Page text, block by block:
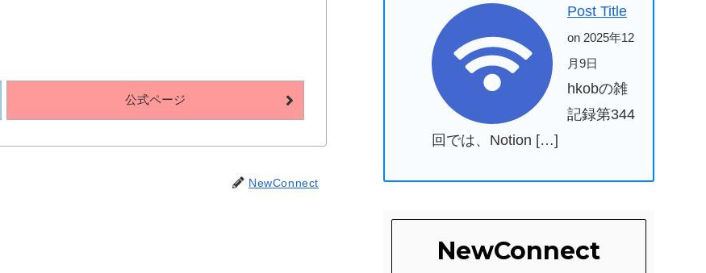
公式ページ
NewConnect
Post Title
on 2025年12
月9日
hkobの雑
記録第344
回では、Notion […]
NewConnect